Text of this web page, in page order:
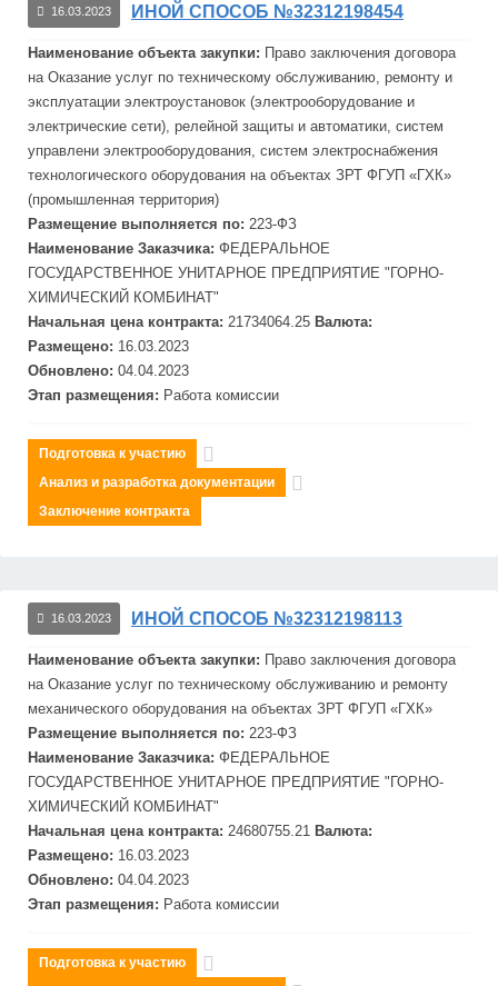
16.03.2023 ИНОЙ СПОСОБ №32312198454
Наименование объекта закупки: Право заключения договора
на Оказание услуг по техническому обслуживанию, ремонту и
эксплуатации электроустановок (электрооборудование и
электрические сети), релейной защиты и автоматики, систем
управлени электрооборудования, систем электроснабжения
технологического оборудования на объектах ЗРТ ФГУП «ГХК»
(промышленная территория)
Размещение выполняется по: 223-ФЗ
Наименование Заказчика: ФЕДЕРАЛЬНОЕ
ГОСУДАРСТВЕННОЕ УНИТАРНОЕ ПРЕДПРИЯТИЕ "ГОРНО-
ХИМИЧЕСКИЙ КОМБИНАТ"
Начальная цена контракта: 21734064.25 Валюта:
Размещено: 16.03.2023
Обновлено: 04.04.2023
Этап размещения: Работа комиссии
Подготовка к участию
Анализ и разработка документации
Заключение контракта
16.03.2023 ИНОЙ СПОСОБ №32312198113
Наименование объекта закупки: Право заключения договора
на Оказание услуг по техническому обслуживанию и ремонту
механического оборудования на объектах ЗРТ ФГУП «ГХК»
Размещение выполняется по: 223-ФЗ
Наименование Заказчика: ФЕДЕРАЛЬНОЕ
ГОСУДАРСТВЕННОЕ УНИТАРНОЕ ПРЕДПРИЯТИЕ "ГОРНО-
ХИМИЧЕСКИЙ КОМБИНАТ"
Начальная цена контракта: 24680755.21 Валюта:
Размещено: 16.03.2023
Обновлено: 04.04.2023
Этап размещения: Работа комиссии
Подготовка к участию